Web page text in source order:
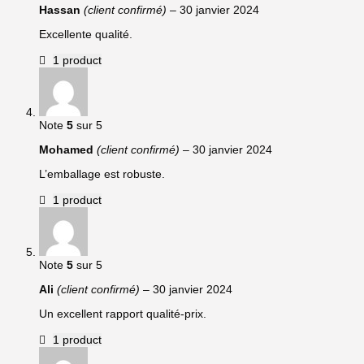
Hassan (client confirmé) – 30 janvier 2024
Excellente qualité.
1 product
Note 5 sur 5
Mohamed (client confirmé) – 30 janvier 2024
L’emballage est robuste.
1 product
Note 5 sur 5
Ali (client confirmé) – 30 janvier 2024
Un excellent rapport qualité-prix.
1 product